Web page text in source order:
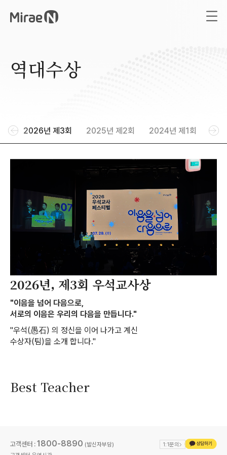
역대수상
2026년 제3회 2025년 제2회 2024년 제1회
2026년, 제3회 우석교사상
"이음을 넘어 다음으로,
서로의 이음은 우리의 다음을 만듭니다."
"우석(愚石) 의 정신을 이어 나가고 계신
수상자(팀)을 소개 합니다."
Best Teacher
고객센터 : 1800-8890 (발신자부담)
1:1문의